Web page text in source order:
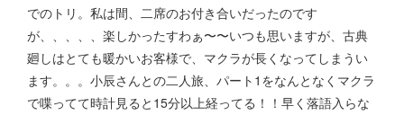
でのトリ。私は間、二席のお付き合いだったのです
が、、、、、楽しかったすわぁ〜〜いつも思いますが、古典
廻しはとても暖かいお客様で、マクラが長くなってしまうい
ます。。。小辰さんとの二人旅、パート1をなんとなくマクラ
で喋ってて時計見ると15分以上経ってる！！早く落語入らな